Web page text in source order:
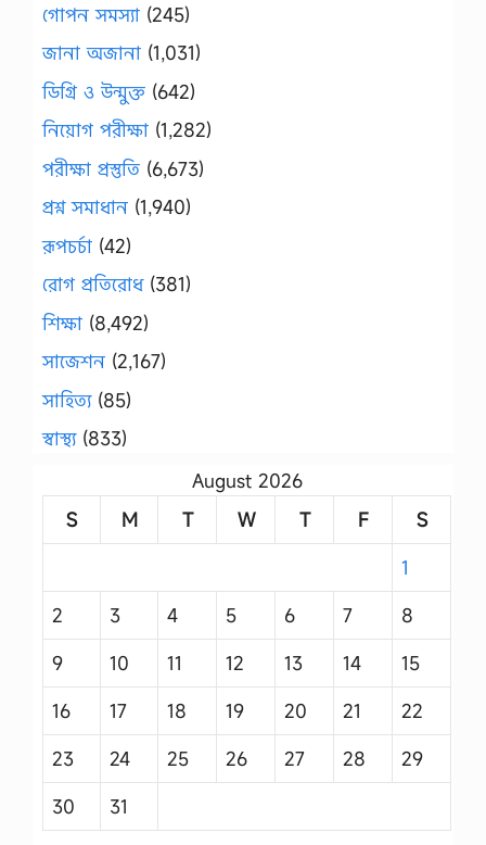
গোপন সমস্যা (245)
জানা অজানা (1,031)
ডিগ্রি ও উন্মুক্ত (642)
নিয়োগ পরীক্ষা (1,282)
পরীক্ষা প্রস্তুতি (6,673)
প্রশ্ন সমাধান (1,940)
রূপচর্চা (42)
রোগ প্রতিরোধ(381)
শিক্ষা (8,492)
সাজেশন (2,167)
সাহিত্য(85)
স্বাস্থ্য(833)
August 2026
S
M T W T F
S
1
2
3 4 5 6 7
8
9
10 11 12 13 14
15
16
17 18 19 20 21
22
23
24 25 26 27 28
29
30
31